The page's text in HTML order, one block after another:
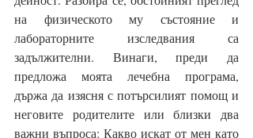
на физическото му състояние и
лабораторните изследвания са
задължителни. Винаги, преди да
предложа моята лечебна програма,
държа да изясня с потърсилият помощ и
неговите родителите или близки два
важни въпроса: Какво искат от мен като